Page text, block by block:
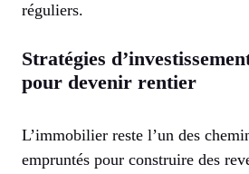
réguliers.
Stratégies
pour devenir rentier
L’immobilier reste l’un des
empruntés pour construire des